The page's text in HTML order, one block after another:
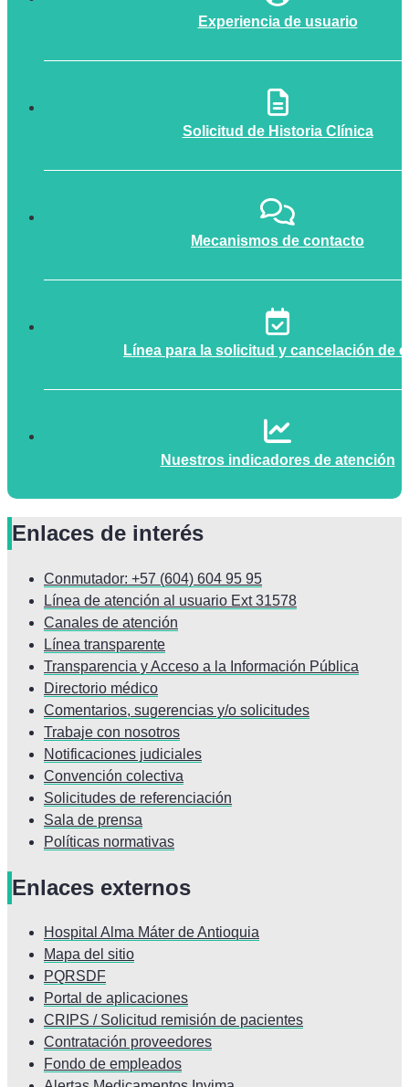
Experiencia de usuario
Solicitud de Historia Clínica
Mecanismos de contacto
Línea para la solicitud y cancelación de
Nuestros indicadores de atención
Enlaces de interés
Conmutador: +57 (604) 604 95 95
Línea de atención al usuario Ext 31578
Canales de atención
Línea transparente
Transparencia y Acceso a la Información Pública
Directorio médico
Comentarios, sugerencias y/o solicitudes
Trabaje con nosotros
Notificaciones judiciales
Convención colectiva
Solicitudes de referenciación
Sala de prensa
Políticas normativas
Enlaces externos
Hospital Alma Máter de Antioquia
Mapa del sitio
PQRSDF
Portal de aplicaciones
CRIPS / Solicitud remisión de pacientes
Contratación proveedores
Fondo de empleados